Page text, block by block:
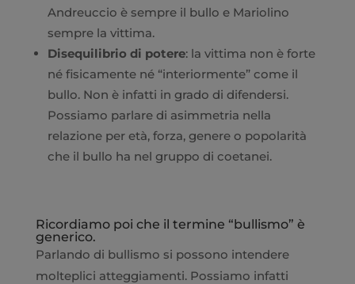
Andreuccio è sempre il bullo e Mariolino
sempre la vittima.
Disequilibrio di potere: la vittima non è forte
né fisicamente né “interiormente” come il
bullo. Non è infatti in grado di difendersi.
Possiamo parlare di asimmetria nella
relazione per età, forza, genere o popolarità
che il bullo ha nel gruppo di coetanei.
Ricordiamo poi che il termine “bullismo” è
generico.
Parlando di bullismo si possono intendere
molteplici atteggiamenti. Possiamo infatti